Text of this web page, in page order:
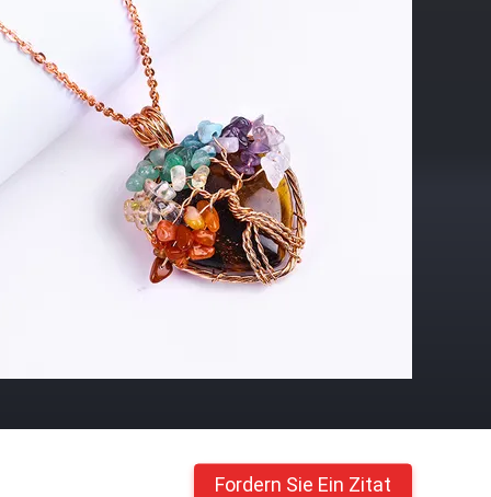
Fordern Sie Ein Zitat